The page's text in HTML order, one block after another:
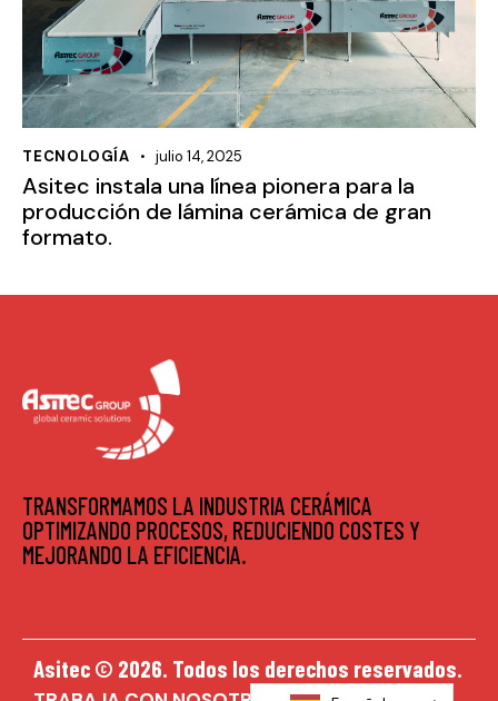
TECNOLOGÍA julio 14, 2025
Asitec instala una línea pionera para la
producción de lámina cerámica de gran
formato.
TRANSFORMAMOS LA INDUSTRIA CERÁMICA
OPTIMIZANDO PROCESOS, REDUCIENDO COSTES Y
MEJORANDO LA EFICIENCIA.
Asitec © 2026. Todos los derechos reservados.